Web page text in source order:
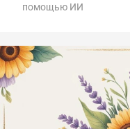
помощью ИИ